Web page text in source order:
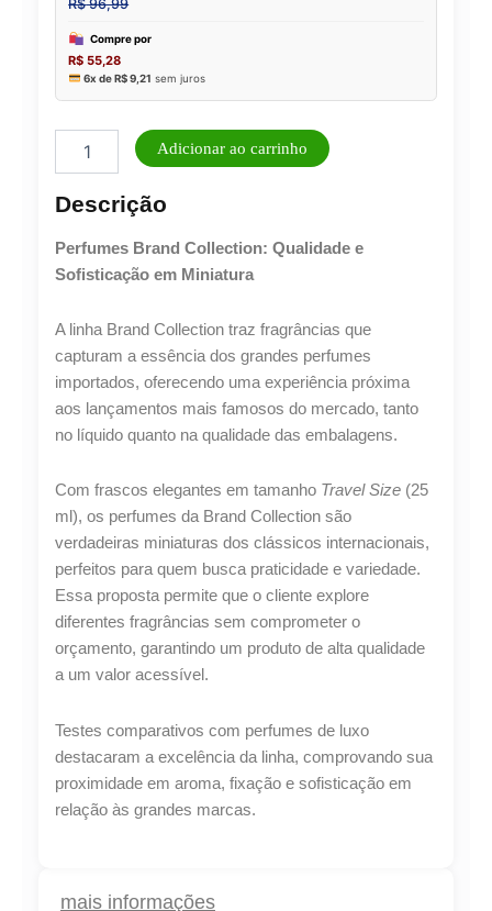
mais informações
Lucre até
Revenda por
R$96,99
R$55,28
6x deR$9,21sem juros
Feminino
Collection
N°
179
quantidade
Adicionar ao carrinho
Descrição
Perfumes Brand Collection: Qualidade e
Sofisticação em Miniatura
A linha Brand Collection traz fragrâncias que
capturam a essência dos grandes perfumes
importados, oferecendo uma experiência próxima
aos lançamentos mais famosos do mercado, tanto
no líquido quanto na qualidade das embalagens.
Com frascos elegantes em tamanho Travel Size (25
ml), os perfumes da Brand Collection são
verdadeiras miniaturas dos clássicos internacionais,
perfeitos para quem busca praticidade e variedade.
Essa proposta permite que o cliente explore
diferentes fragrâncias sem comprometer o
orçamento, garantindo um produto de alta qualidade
a um valor acessível.
Testes comparativos com perfumes de luxo
destacaram a excelência da linha, comprovando sua
proximidade em aroma, fixação e sofisticação em
relação às grandes marcas.